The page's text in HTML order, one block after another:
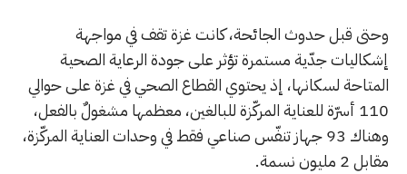
وحتى قبل حدوث الجائحة، كانت غزة تقف في مواجهة
إشكاليات جدّية مستمرة تؤثر على جودة الرعاية الصحية
المتاحة لسكانها، إذ يحتوي القطاع الصحي في غزة على حوالي
110 أسرّة للعناية المركّزة للبالغين، معظمها مشغولٌ بالفعل،
وهناك 93 جهاز تنفّس صناعي فقط في وحدات العناية المركّزة،
مقابل 2 مليون نسمة.